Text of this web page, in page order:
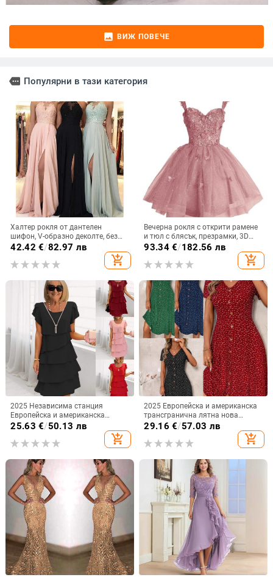
image ВИЖ ПОВЕЧЕ
more Популярни в тази категория
Халтер рокля от дантелен
шифон, V-образно деколте, без
ръкави, дълга рокля А-линия с
42.42 €/82.97 лв
add_shopping_cart
Вечерна рокля с открити рамене
и тюл с блясък, презрамки, 3D
мотив пеперуда и пайети, без
ръкави, талия средна, полиестер
93.34€/182.56 лв
add_shopping_cart
2025 Независима станция
Европейска и американска
трансгранична нова лятна рокля
с къс ръкав и кръгло деколте,
плътен цвят, жени
25.63 €/50.13 лв
add_shopping_cart
2025 Европейска и американска
трансгранична лятна нова
модна дамска рокля на точки,
закопчано с къс ръкав на точки
29.16 €/57.03 лв
add_shopping_cart